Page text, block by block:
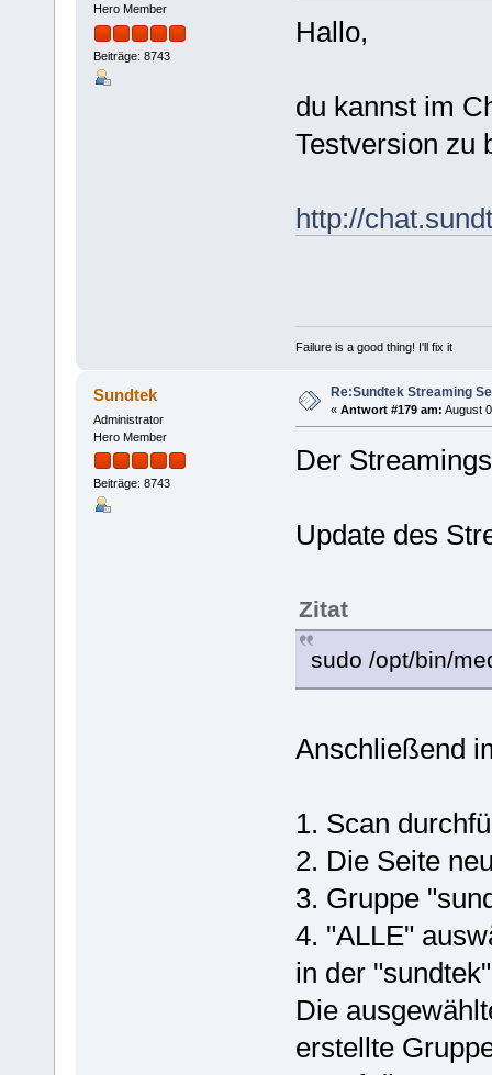
Hero Member
Beiträge: 8743
Hallo,
du kannst im
Testversion zu
http://
Failure is a good thing! I'll fix it
Sundtek
Administrator
Hero Member
Beiträge: 8743
Re:Sundtek Streaming
« Antwort #179 am: August
Der
Update des
Zitat
sudo /opt/bin/
Anschließend
1. Scan
2. Die Seite
3. Gruppe
4. "ALLE"
in der
Die
erstellte